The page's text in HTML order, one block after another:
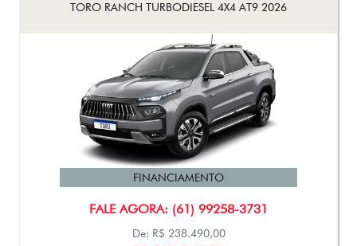
TORO RANCH TURBODIESEL 4X4 AT9 2026
FALE AGORA: (61) 99258-3731
FINANCIAMENTO
De: R$ 238.490,00